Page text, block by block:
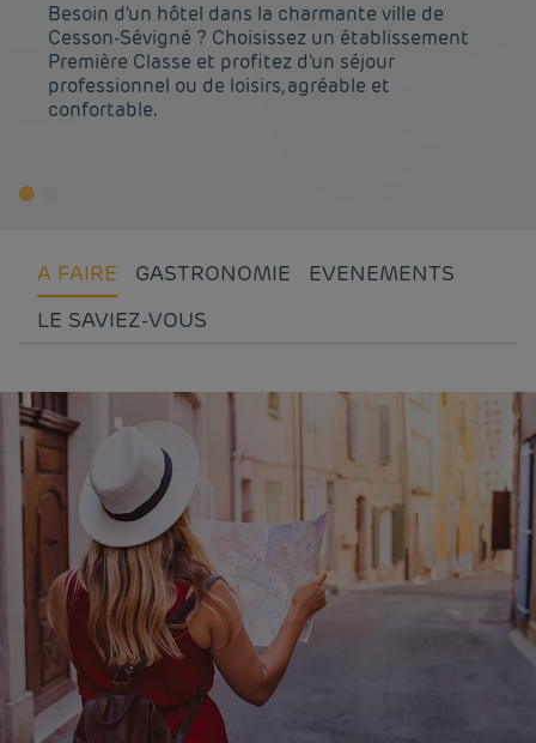
Besoin d'un hôtel dans la charmante ville de
Cesson-Sévigné ? Choisissez un établissement
Première Classe et profitez d'un séjour
professionnel ou de loisirs, agréable et
confortable.
A FAIRE GASTRONOMIE
EVENEMENTS
LE SAVIEZ-VOUS